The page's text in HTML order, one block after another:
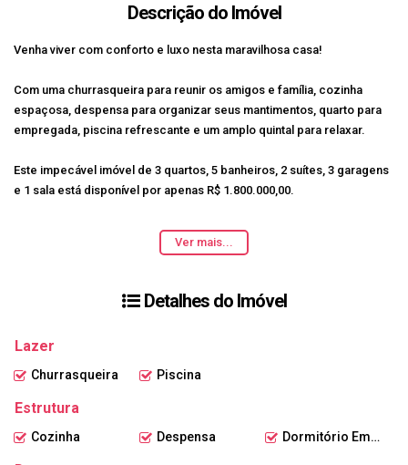
Descrição do Imóvel
Venha viver com conforto e luxo nesta maravilhosa casa!
Com uma churrasqueira para reunir os amigos e família, cozinha
espaçosa, despensa para organizar seus mantimentos, quarto para
empregada, piscina refrescante e um amplo quintal para relaxar.
Este impecável imóvel de 3 quartos, 5 banheiros, 2 suítes, 3 garagens
e 1 sala está disponível por apenas R$ 1.800.000,00.
Com uma área total de 1318.64 M2 e uma área privada de 392.72 M2,
esta casa é perfeita para quem procura conforto e tranquilidade.
Ver mais...
Detalhes do Imóvel
Lazer
Churrasqueira Piscina
Estrutura
Cozinha Despensa Dormitório Empregada